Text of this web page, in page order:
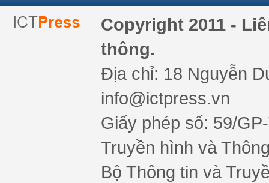
Copyright 2011 -
thông.
Địa chỉ: 18 Nguyễn
info@ictpress.vn
Giấy phép số: 59/
Truyền hình và
Bộ Thông tin và